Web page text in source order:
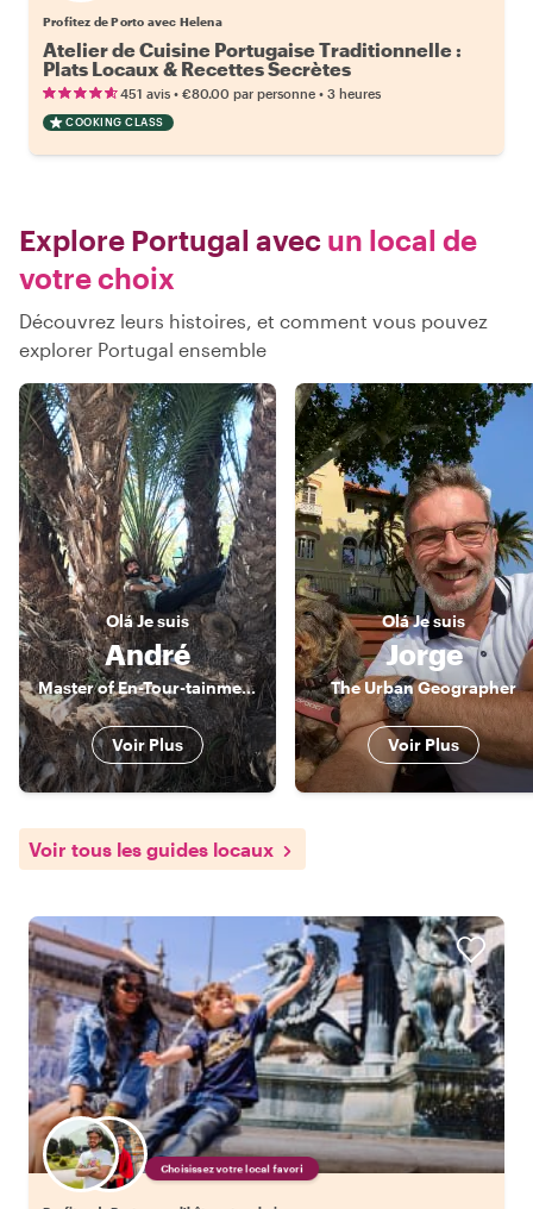
Profitez de Porto avec Helena
Atelier de Cuisine Portugaise Traditionnelle :
Plats Locaux & Recettes Secrètes
451 avis • €80.00 par personne • 3 heures
COOKING CLASS
Explore Portugal avec un local de
votre choix
Découvrez leurs histoires, et comment vous pouvez
explorer Portugal ensemble
OláJe suis
André
Master of En-Tour-tainment
Voir Plus
OláJe suis
Jorge
The Urban Geographer
Voir Plus
Voir tous les guides locaux
Choisissez votre local favori